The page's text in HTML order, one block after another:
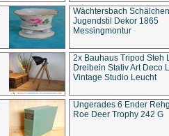
Wächtersbach Schälchen
Jugendstil Dekor 1865
Messingmontur
2x Bauhaus Tripod Steh
Dreibein Stativ Art Deco
Vintage Studio Leucht
Ungerades 6 Ender
Roe Deer Trophy 242 G